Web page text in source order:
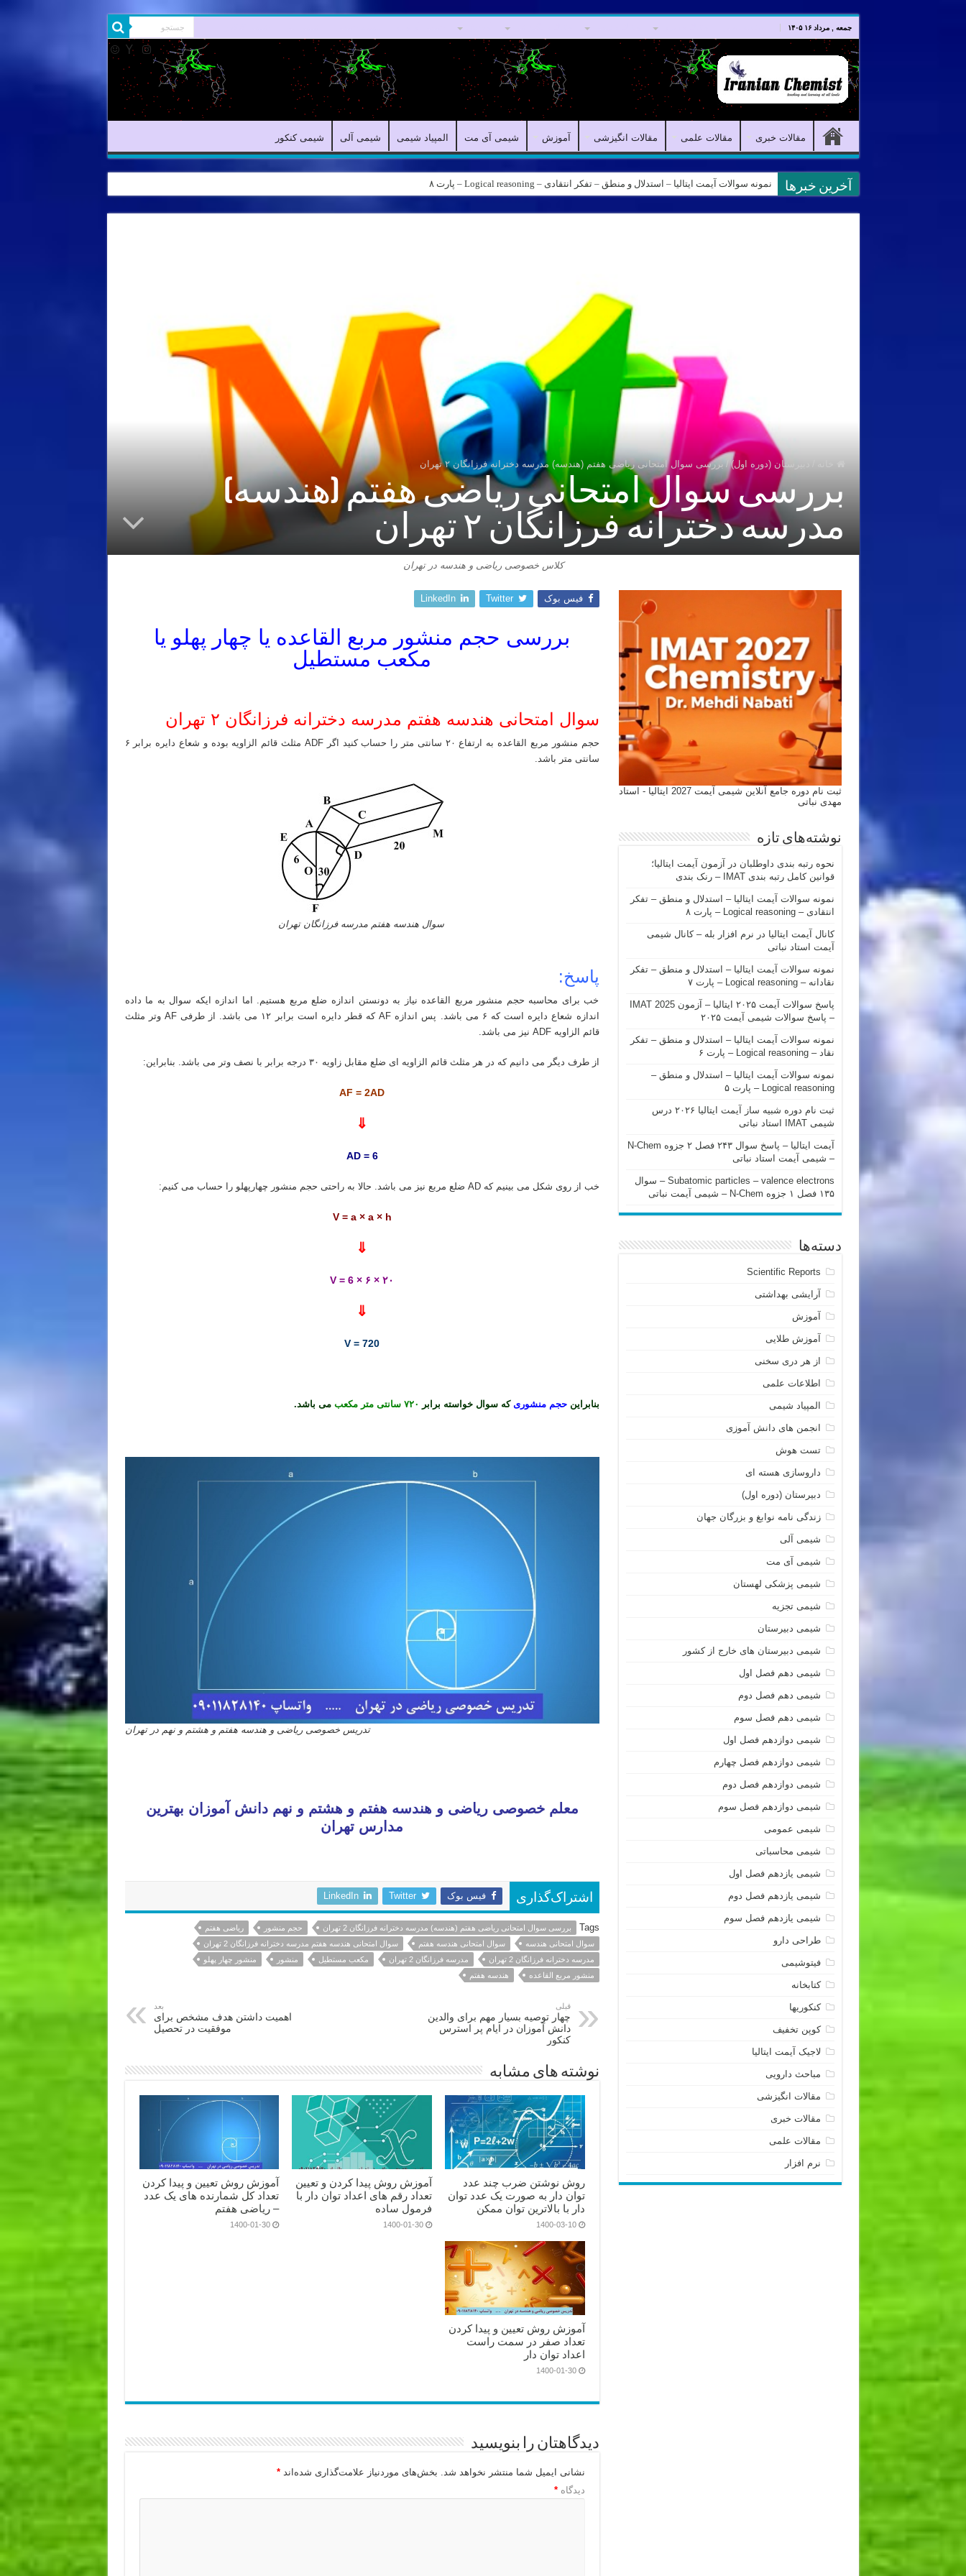
جمعه , مرداد ۱۶ ۱۴۰۵
مقالات خبری مقالات علمی مقالات انگیزشی آموزش شیمی آی مت المپیاد شیمی شیمی آلی شیمی کنکور
آخرین خبرها نمونه سوالات آیمت ایتالیا – استدلال و منطق – تفکر انتقادی – Logical reasoning – پارت ۸
دبیرستان (دوره اول) / بررسی سوال امتحانی ریاضی هفتم (هندسه) مدرسه دخترانه فرزانگان ۲ تهران
بررسی سوال امتحانی ریاضی هفتم (هندسه)
مدرسه دخترانه فرزانگان ۲ تهران
کلاس خصوصی ریاضی و هندسه در تهران
فیس بوک Twitter
LinkedIn
بررسی حجم منشور مربع القاعده یا چهار پهلو یا
مکعب مستطیل
سوال امتحانی هندسه هفتم مدرسه دخترانه فرزانگان ۲ تهران
حجم منشور مربع القاعده به ارتفاع ۲۰ سانتی متر را حساب کنید اگر ADF مثلث قائم الزاویه بوده و شعاع دایره برابر ۶
سانتی متر باشد.
سوال هندسه هفتم مدرسه فرزانگان تهران
پاسخ:
خب برای محاسبه حجم منشور مربع القاعده نیاز به دونستن اندازه ضلع مربع هستیم. اما اندازه ایکه سوال به ما داده
اندازه شعاع دایره است که ۶ می باشد. پس اندازه AF که قطر دایره است برابر ۱۲ می باشد. از طرفی AF وتر مثلث
قائم الزاویه ADF نیز می باشد.
از طرف دیگر می دانیم که در هر مثلث قائم الزاویه ای ضلع مقابل زاویه ۳۰ درجه برابر با نصف وتر می باشد. بنابراین:
AF = 2AD
⇓
AD = 6
خب از روی شکل می بینیم که AD ضلع مربع نیز می باشد. حالا به راحتی حجم منشور چهارپهلو را حساب می کنیم:
V = a × a × h
⇓
V = 6 × ۶ × ۲۰
⇓
V = 720
بنابراینحجم منشوری که سوال خواسته برابر ۷۲۰ سانتی متر مکعب می باشد.
تدریس خصوصی ریاضی و هندسه هفتم و هشتم و نهم در تهران
معلم خصوصی ریاضی و هندسه هفتم و هشتم و نهم دانش آموزان بهترین
مدارس تهران
اشتراک‌گذاری فیس بوک Twitter
LinkedIn
Tags بررسی سوال امتحانی ریاضی هفتم (هندسه) مدرسه دخترانه فرزانگان 2 تهران حجم منشور
ریاضی هفتم
سوال امتحانی هندسه
سوال امتحانی هندسه هفتم
سوال امتحانی هندسه هفتم مدرسه دخترانه فرزانگان 2 تهران
مدرسه دخترانه فرزانگان 2 تهران
مدرسه فرزانگان 2 تهران مکعب مستطیل منشور
منشور چهار پهلو
منشور مربع القاعده
هندسه هفتم
قبلی
چهار توصیه بسیار مهم برای والدین
دانش آموزان در ایام پر استرس
کنکور
بعد
اهمیت داشتن هدف مشخص برای
موفقیت در تحصیل
نوشته های مشابه
روش نوشتن ضرب چند عدد
توان دار به صورت یک عدد توان
دار با بالاترین توان ممکن
1400-03-10
آموزش روش پیدا کردن و تعیین
تعداد رقم های اعداد توان دار با
فرمول ساده
1400-01-30
آموزش روش تعیین و پیدا کردن
تعداد کل شمارنده های یک عدد
– ریاضی هفتم
1400-01-30
آموزش روش تعیین و پیدا کردن
تعداد صفر در سمت راست
اعداد توان دار
1400-01-30
دیدگاهتان را بنویسید
نشانی ایمیل شما منتشر نخواهد شد. بخش‌های موردنیاز علامت‌گذاری شده‌اند*
دیدگاه*
ثبت نام دوره جامع آنلاین شیمی آیمت 2027 ایتالیا - استاد
مهدی نباتی
نوشته‌های تازه
نحوه رتبه بندی داوطلبان در آزمون آیمت ایتالیا؛
قوانین کامل رتبه بندی IMAT – رنک بندی
نمونه سوالات آیمت ایتالیا – استدلال و منطق – تفکر
انتقادی – Logical reasoning – پارت ۸
کانال آیمت ایتالیا در نرم افزار بله – کانال شیمی
آیمت استاد نباتی
نمونه سوالات آیمت ایتالیا – استدلال و منطق – تفکر
نقادانه – Logical reasoning – پارت ۷
پاسخ سوالات آیمت ۲۰۲۵ ایتالیا – آزمون IMAT 2025
– پاسخ سوالات شیمی آیمت ۲۰۲۵
نمونه سوالات آیمت ایتالیا – استدلال و منطق – تفکر
نقاد – Logical reasoning – پارت ۶
نمونه سوالات آیمت ایتالیا – استدلال و منطق –
Logical reasoning – پارت ۵
ثبت نام دوره شبیه ساز آیمت ایتالیا ۲۰۲۶ درس
شیمی IMAT استاد نباتی
آیمت ایتالیا – پاسخ سوال ۲۴۳ فصل ۲ جزوه N-Chem
– شیمی آیمت استاد نباتی
Subatomic particles – valence electrons – سوال
۱۳۵ فصل ۱ جزوه N-Chem – شیمی آیمت نباتی
دسته‌ها
Scientific Reports
آرایشی بهداشتی
آموزش
آموزش طلایی
از هر دری سخنی
اطلاعات علمی
المپیاد شیمی
انجمن های دانش آموزی
تست هوش
داروسازی هسته ای
دبیرستان (دوره اول)
زندگی نامه نوابغ و بزرگان جهان
شیمی آلی
شیمی آی مت
شیمی پزشکی لهستان
شیمی تجزیه
شیمی دبیرستان
شیمی دبیرستان های خارج از کشور
شیمی دهم فصل اول
شیمی دهم فصل دوم
شیمی دهم فصل سوم
شیمی دوازدهم فصل اول
شیمی دوازدهم فصل چهارم
شیمی دوازدهم فصل دوم
شیمی دوازدهم فصل سوم
شیمی عمومی
شیمی محاسباتی
شیمی یازدهم فصل اول
شیمی یازدهم فصل دوم
شیمی یازدهم فصل سوم
طراحی دارو
فیتوشیمی
کتابخانه
کنکوریها
کوپن تخفیف
لاجیک آیمت ایتالیا
مباحث دارویی
مقالات انگیزشی
مقالات خبری
مقالات علمی
نرم افزار